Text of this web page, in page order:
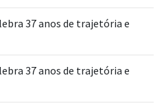
37 anos de trajetória e
37 anos de trajetória e